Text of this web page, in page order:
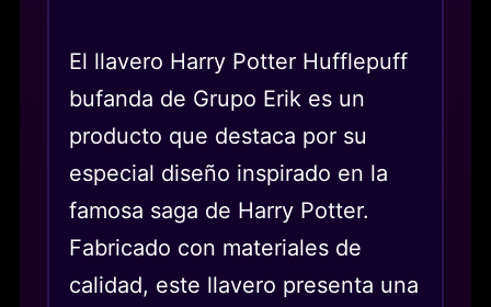
El llavero Harry Potter Hufflepuff
bufanda de Grupo Erik es un
producto que destaca por su
especial diseño inspirado en la
famosa saga de Harry Potter.
Fabricado con materiales de
calidad, este llavero presenta una